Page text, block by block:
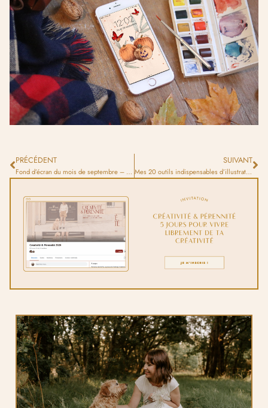
PRÉCÉDENT
Fond d’écran du mois de septembre – Back to school
SUIVANT
Mes 20 outils indispensables d’illustratrice connectée